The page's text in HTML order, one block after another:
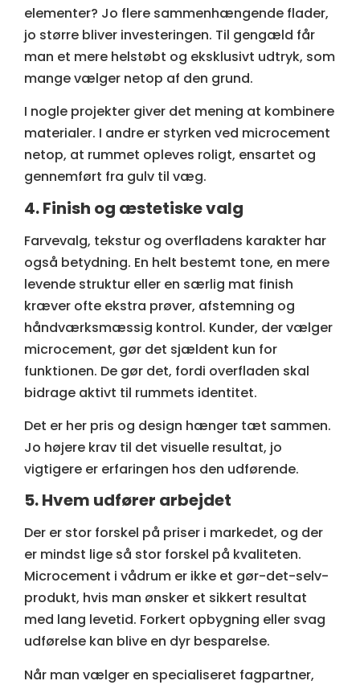
elementer? Jo flere sammenhængende flader,
jo større bliver investeringen. Til gengæld får
man et mere helstøbt og eksklusivt udtryk, som
mange vælger netop af den grund.
I nogle projekter giver det mening at kombinere
materialer. I andre er styrken ved microcement
netop, at rummet opleves roligt, ensartet og
gennemført fra gulv til væg.
4. Finish og æstetiske valg
Farvevalg, tekstur og overfladens karakter har
også betydning. En helt bestemt tone, en mere
levende struktur eller en særlig mat finish
kræver ofte ekstra prøver, afstemning og
håndværksmæssig kontrol. Kunder, der vælger
microcement, gør det sjældent kun for
funktionen. De gør det, fordi overfladen skal
bidrage aktivt til rummets identitet.
Det er her pris og design hænger tæt sammen.
Jo højere krav til det visuelle resultat, jo
vigtigere er erfaringen hos den udførende.
5. Hvem udfører arbejdet
Der er stor forskel på priser i markedet, og der
er mindst lige så stor forskel på kvaliteten.
Microcement i vådrum er ikke et gør-det-selv-
produkt, hvis man ønsker et sikkert resultat
med lang levetid. Forkert opbygning eller svag
udførelse kan blive en dyr besparelse.
Når man vælger en specialiseret fagpartner,